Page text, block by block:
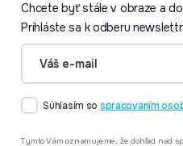
Chcete byť stále v obraze a
Prihláste sa k odberu
Súhlasím so spracovaním
Týmto Vám oznamujeme, že dohľad nad